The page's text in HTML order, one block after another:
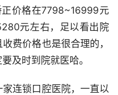
价格在7798~16999元
元左右，足以看出院
费价格也是很合理的，
及时到院就医哈。
连锁口腔医院，一直以